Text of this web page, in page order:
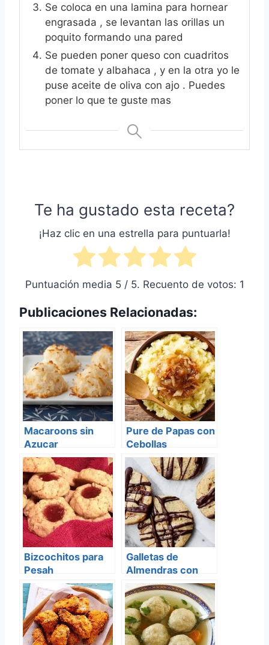
Se coloca en una lamina para hornear
engrasada , se levantan las orillas un
poquito formando una pared
Se pueden poner queso con cuadritos
de tomate y albahaca , y en la otra yo le
puse aceite de oliva con ajo . Puedes
poner lo que te guste mas
Te ha gustado esta receta?
¡Haz clic en una estrella para puntuarla!
Puntuación media 5/ 5. Recuento de votos: 1
Publicaciones Relacionadas:
Macaroons sin
Azucar
Pure de Papas con
Cebollas
Caramelizadas
Bizcochitos para
Pesah
Galletas de
Almendras con
baño de Chocolate